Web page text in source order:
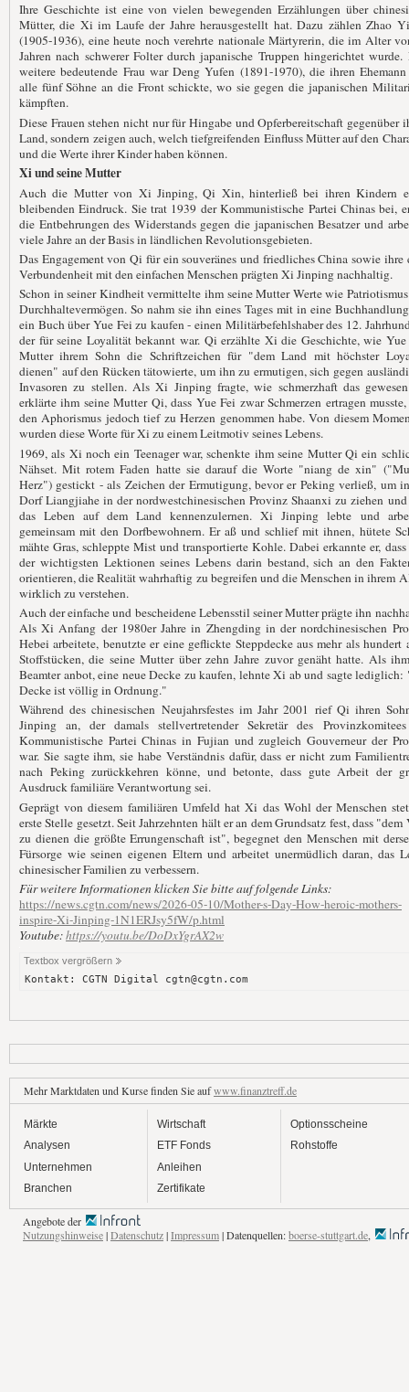
Ihre Geschichte ist eine von vielen bewegenden Erzählungen über
Mütter, die Xi im Laufe der Jahre herausgestellt hat. Dazu zählen Zhao
(1905-1936), eine heute noch verehrte nationale Märtyrerin, die im Alter
Jahren nach schwerer Folter durch japanische Truppen hingerichtet wurde.
weitere bedeutende Frau war Deng Yufen (1891-1970), die ihren
alle fünf Söhne an die Front schickte, wo sie gegen die japanischen
kämpften.
Diese Frauen stehen nicht nur für Hingabe und Opferbereitschaft gegenüber
Land, sondern zeigen auch, welch tiefgreifenden Einfluss Mütter auf den
und die Werte ihrer Kinder haben können.
Xi und seine Mutter
Auch die Mutter von Xi Jinping, Qi Xin, hinterließ bei ihren Kindern
bleibenden Eindruck. Sie trat 1939 der Kommunistische Partei Chinas bei,
die Entbehrungen des Widerstands gegen die japanischen Besatzer und
viele Jahre an der Basis in ländlichen Revolutionsgebieten.
Das Engagement von Qi für ein souveränes und friedliches China sowie ihre
Verbundenheit mit den einfachen Menschen prägten Xi Jinping nachhaltig.
Schon in seiner Kindheit vermittelte ihm seine Mutter Werte wie
Durchhaltevermögen. So nahm sie ihn eines Tages mit in eine
ein Buch über Yue Fei zu kaufen - einen Militärbefehlshaber des 12.
der für seine Loyalität bekannt war. Qi erzählte Xi die Geschichte, wie Yue
Mutter ihrem Sohn die Schriftzeichen für "dem Land mit höchster
dienen" auf den Rücken tätowierte, um ihn zu ermutigen, sich gegen
Invasoren zu stellen. Als Xi Jinping fragte, wie schmerzhaft das
erklärte ihm seine Mutter Qi, dass Yue Fei zwar Schmerzen ertragen
den Aphorismus jedoch tief zu Herzen genommen habe. Von diesem
wurden diese Worte für Xi zu einem Leitmotiv seines Lebens.
1969, als Xi noch ein Teenager war, schenkte ihm seine Mutter Qi ein
Nähset. Mit rotem Faden hatte sie darauf die Worte "niang de xin"
Herz") gestickt - als Zeichen der Ermutigung, bevor er Peking verließ, um
Dorf Liangjiahe in der nordwestchinesischen Provinz Shaanxi zu ziehen
das Leben auf dem Land kennenzulernen. Xi Jinping lebte und
gemeinsam mit den Dorfbewohnern. Er aß und schlief mit ihnen, hütete
mähte Gras, schleppte Mist und transportierte Kohle. Dabei erkannte er,
der wichtigsten Lektionen seines Lebens darin bestand, sich an den
orientieren, die Realität wahrhaftig zu begreifen und die Menschen in ihrem
wirklich zu verstehen.
Auch der einfache und bescheidene Lebensstil seiner Mutter prägte ihn
Als Xi Anfang der 1980er Jahre in Zhengding in der nordchinesischen
Hebei arbeitete, benutzte er eine geflickte Steppdecke aus mehr als hundert
Stoffstücken, die seine Mutter über zehn Jahre zuvor genäht hatte. Als
Beamter anbot, eine neue Decke zu kaufen, lehnte Xi ab und sagte
Decke ist völlig in Ordnung."
Während des chinesischen Neujahrsfestes im Jahr 2001 rief Qi ihren
Jinping an, der damals stellvertretender Sekretär des
Kommunistische Partei Chinas in Fujian und zugleich Gouverneur der
war. Sie sagte ihm, sie habe Verständnis dafür, dass er nicht zum
nach Peking zurückkehren könne, und betonte, dass gute Arbeit der
Ausdruck familiäre Verantwortung sei.
Geprägt von diesem familiären Umfeld hat Xi das Wohl der Menschen
erste Stelle gesetzt. Seit Jahrzehnten hält er an dem Grundsatz fest, dass
zu dienen die größte Errungenschaft ist", begegnet den Menschen mit
Fürsorge wie seinen eigenen Eltern und arbeitet unermüdlich daran, das
chinesischer Familien zu verbessern.
Für weitere Informationen klicken Sie bitte auf folgende Links:
https://news.cgtn.com/news/2026-05-10/Mother-s-Day-How-heroic-mothers-
inspire-Xi-Jinping-1N1ERJsy5fW/p.html
Youtube:https://youtu.be/DoDxYgrAX2w
Kontakt: CGTN Digital cgtn@cgtn.com
Textbox vergrößern
Mehr Marktdaten und Kurse finden Sie aufwww.finanztreff.de
Märkte
Analysen
Unternehmen
Branchen
Wirtschaft
ETF Fonds
Anleihen
Zertifikate
Optionsscheine
Rohstoffe
Angebote der
Nutzungshinweise|Datenschutz|Impressum| Datenquellen:boerse-stuttgart.de,